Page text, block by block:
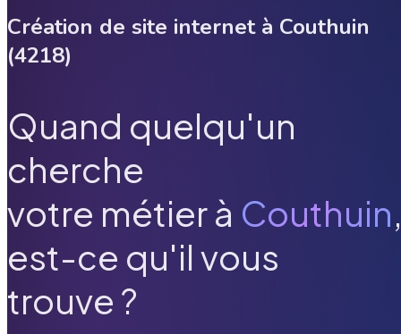
Création de site internet à Couthuin
(4218)
Quand quelqu'un
cherche
votre métier à Couthuin
est-ce qu'il vous
trouve ?